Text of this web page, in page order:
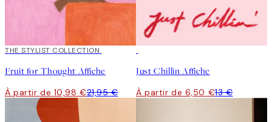
50%*
THE STYLIST COLLECTION
Fruit for Thought Affiche
À partir de 10,98 €21,95 €
Just Chillin Affiche
À partir de 6,50 €13 €